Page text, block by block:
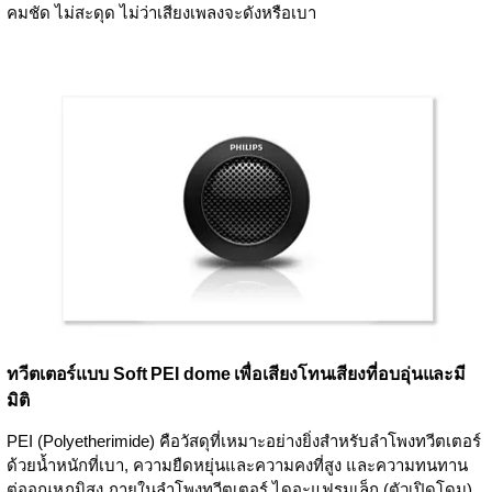
คมชัด ไม่สะดุด ไม่ว่าเสียงเพลงจะดังหรือเบา
ทวีตเตอร์แบบ Soft PEI dome เพื่อเสียงโทนเสียงที่อบอุ่นและมี
มิติ
PEI (Polyetherimide) คือวัสดุที่เหมาะอย่างยิ่งสำหรับลำโพงทวีตเตอร์
ด้วยน้ำหนักที่เบา, ความยืดหยุ่นและความคงที่สูง และความทนทาน